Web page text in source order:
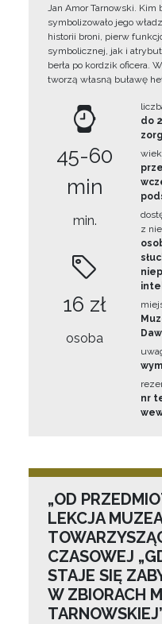
Jan Amor Tarnowski. Kim
symbolizowało jego
historii broni, pierw
symbolicznej, jak i
berła po kordzik oficera.
tworzą własną buławę
45-60
min
min.
16 zł
osoba
do
z
nr
„OD
LEKCJA
CZASOWEJ
STAJE SIĘ
W ZBIORACH